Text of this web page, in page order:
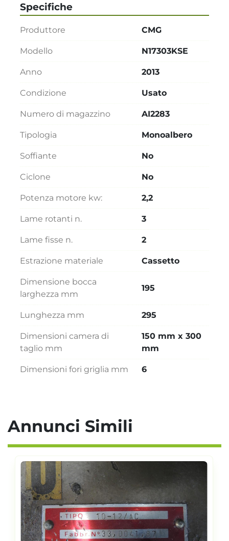
Specifiche
Produttore CMG
Modello N17303KSE
Anno 2013
Condizione Usato
Numero di magazzino AI2283
Tipologia Monoalbero
Soffiante No
Ciclone No
Potenza motore kw: 2,2
Lame rotanti n. 3
Lame fisse n. 2
Estrazione materiale Cassetto
Dimensione bocca
larghezza mm
195
Lunghezza mm 295
Dimensioni camera di
taglio mm
150 mm x 300
mm
Dimensioni fori griglia mm 6
Annunci Simili